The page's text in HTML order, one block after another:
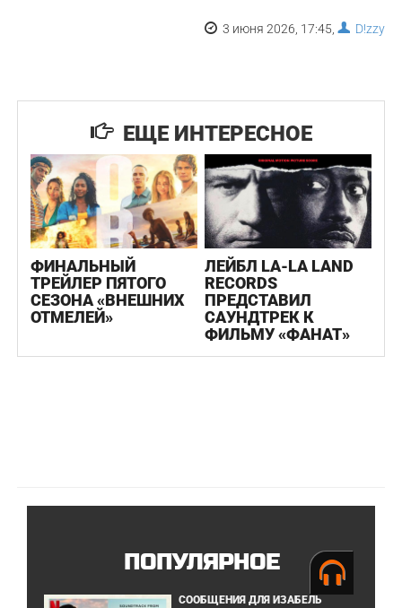
3 июня 2026, 17:45, D!zzy
ЕЩЕ ИНТЕРЕСНОЕ
ФИНАЛЬНЫЙ
ТРЕЙЛЕР ПЯТОГО
СЕЗОНА «ВНЕШНИХ
ОТМЕЛЕЙ»
ЛЕЙБЛ LA-LA LAND
RECORDS
ПРЕДСТАВИЛ
САУНДТРЕК К
ФИЛЬМУ «ФАНАТ»
ПОПУЛЯРНОЕ
СООБЩЕНИЯ ДЛЯ ИЗАБЕЛЬ